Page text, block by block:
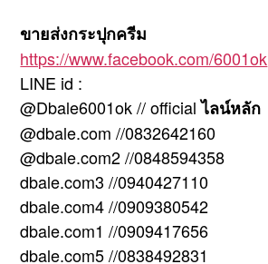
ขายส่งกระปุกครีม
https://www.facebook.com/6001ok
LINE id :
@Dbale6001ok // officialไลน์หลัก
@dbale.com //0832642160
@dbale.com2 //0848594358
dbale.com3 //0940427110
dbale.com4 //0909380542
dbale.com1 //0909417656
dbale.com5 //0838492831